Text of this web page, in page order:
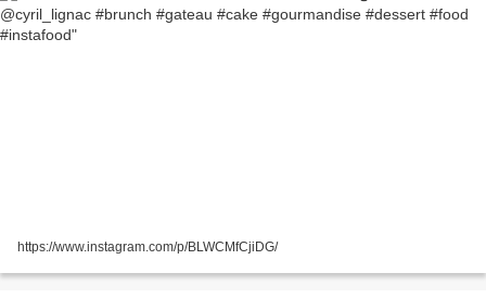
https://www.instagram.com/p/BLWCMfCjiDG/